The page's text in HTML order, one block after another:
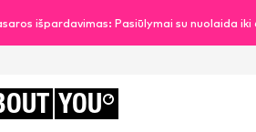
išpardavimas: Pasiūlymai su nuolaida iki
YOU